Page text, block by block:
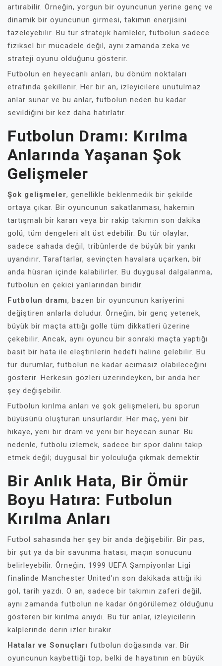
artırabilir. Örneğin, yorgun bir oyuncunun yerine genç ve
dinamik bir oyuncunun girmesi, takımın enerjisini
tazeleyebilir. Bu tür stratejik hamleler, futbolun sadece
fiziksel bir mücadele değil, aynı zamanda zeka ve
strateji oyunu olduğunu gösterir.
Futbolun en heyecanlı anları, bu dönüm noktaları
etrafında şekillenir. Her bir an, izleyicilere unutulmaz
anlar sunar ve bu anlar, futbolun neden bu kadar
sevildiğini bir kez daha hatırlatır.
Futbolun Dramı: Kırılma
Anlarında Yaşanan Şok
Gelişmeler
Şok gelişmeler, genellikle beklenmedik bir şekilde
ortaya çıkar. Bir oyuncunun sakatlanması, hakemin
tartışmalı bir kararı veya bir rakip takımın son dakika
golü, tüm dengeleri alt üst edebilir. Bu tür olaylar,
sadece sahada değil, tribünlerde de büyük bir yankı
uyandırır. Taraftarlar, sevinçten havalara uçarken, bir
anda hüsran içinde kalabilirler. Bu duygusal dalgalanma,
futbolun en çekici yanlarından biridir.
Futbolun dramı, bazen bir oyuncunun kariyerini
değiştiren anlarla doludur. Örneğin, bir genç yetenek,
büyük bir maçta attığı golle tüm dikkatleri üzerine
çekebilir. Ancak, aynı oyuncu bir sonraki maçta yaptığı
basit bir hata ile eleştirilerin hedefi haline gelebilir. Bu
tür durumlar, futbolun ne kadar acımasız olabileceğini
gösterir. Herkesin gözleri üzerindeyken, bir anda her
şey değişebilir.
Futbolun kırılma anları ve şok gelişmeleri, bu sporun
büyüsünü oluşturan unsurlardır. Her maç, yeni bir
hikaye, yeni bir dram ve yeni bir heyecan sunar. Bu
nedenle, futbolu izlemek, sadece bir spor dalını takip
etmek değil; duygusal bir yolculuğa çıkmak demektir.
Bir Anlık Hata, Bir Ömür
Boyu Hatıra: Futbolun
Kırılma Anları
Futbol sahasında her şey bir anda değişebilir. Bir pas,
bir şut ya da bir savunma hatası, maçın sonucunu
belirleyebilir. Örneğin, 1999 UEFA Şampiyonlar Ligi
finalinde Manchester United’ın son dakikada attığı iki
gol, tarih yazdı. O an, sadece bir takımın zaferi değil,
aynı zamanda futbolun ne kadar öngörülemez olduğunu
gösteren bir kırılma anıydı. Bu tür anlar, izleyicilerin
kalplerinde derin izler bırakır.
Hatalar ve Sonuçları futbolun doğasında var. Bir
oyuncunun kaybettiği top, belki de hayatının en büyük